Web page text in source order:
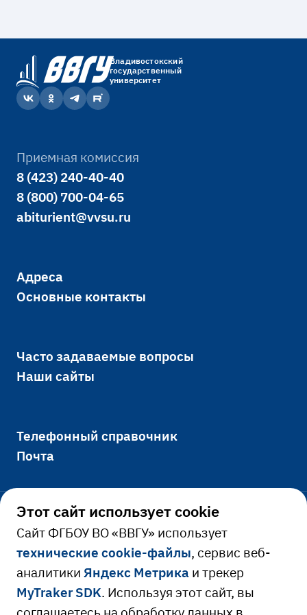
Владивостокский
государственный
университет
Приемная комиссия
8 (423) 240-40-40
8 (800) 700-04-65
abiturient@vvsu.ru
Адреса
Основные контакты
Часто задаваемые вопросы
Наши сайты
Телефонный справочник
Почта
Официально
Сведения об образовательной
организации
Сведения о доходах руководителя
Ресурсы и сервисы
Этот сайт использует cookie
Cайт ФГБОУ ВО «ВВГУ» использует
технические cookie-файлы, сервис веб-
аналитикиЯндекс Метрика и трекер
MyTraker SDK. Используя этот сайт, вы